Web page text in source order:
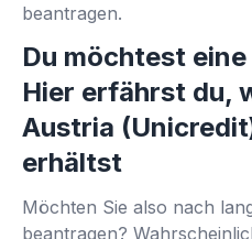
beantragen.
Du möchtest
Hier erfährst du,
Austria
erhältst
Möchten Sie also nach
beantragen?